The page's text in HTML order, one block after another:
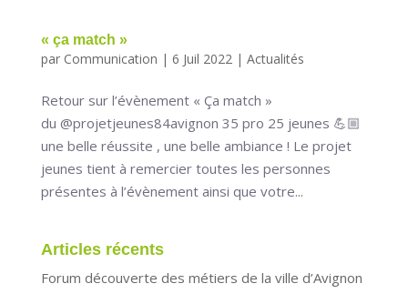
« ça match »
par Communication | 6 Juil 2022| Actualités
Retour sur l’évènement « Ça match »
du @projetjeunes84avignon 35 pro 25 jeunes 💪🏼
une belle réussite , une belle ambiance ! Le projet
jeunes tient à remercier toutes les personnes
présentes à l’évènement ainsi que votre...
Articles récents
Forum découverte des métiers de la ville d’Avignon